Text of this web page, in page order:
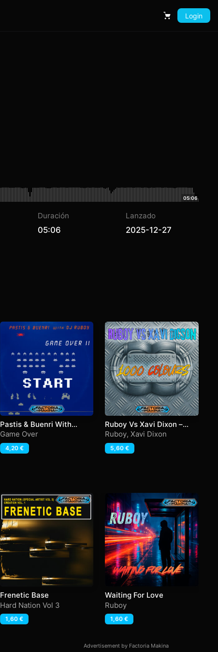
Carrito
Login
05:06
Duración
05:06
Lanzado
2025-12-27
Pastis & Buenri With
Ruboy – Game Over 2
Game Over
4,20 €
Ruboy Vs Xavi Dixon –
1000 colors
Ruboy,Xavi Dixon
5,60€
Frenetic Base
Hard Nation Vol 3
1,60 €
Waiting For Love
Ruboy
1,60€
Advertisement by Factoria Makina